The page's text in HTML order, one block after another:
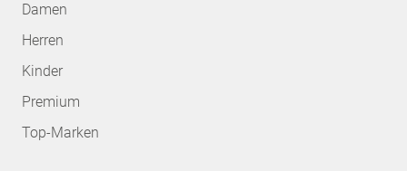
Damen
Herren
Kinder
Premium
Top-Marken